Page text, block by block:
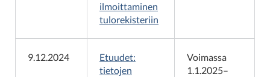
ilmoittaminen
tulorekisteriin
9.12.2024
Etuudet:
tietojen
Voimassa
1.1.2025–